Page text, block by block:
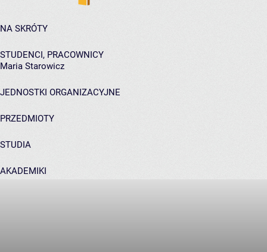
NA SKRÓTY
STUDENCI, PRACOWNICY
Maria Starowicz
JEDNOSTKI ORGANIZACYJNE
PRZEDMIOTY
STUDIA
AKADEMIKI